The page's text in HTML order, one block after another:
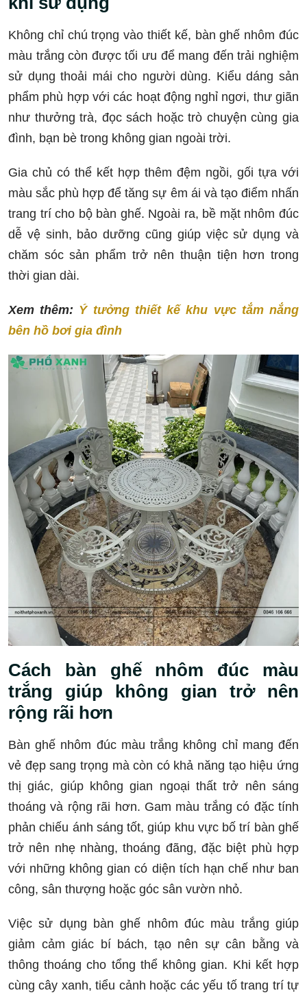
Không chỉ chú trọng vào thiết kế, bàn ghế nhôm đúc
màu trắng còn được tối ưu để mang đến trải nghiệm
sử dụng thoải mái cho người dùng. Kiểu dáng sản
phẩm phù hợp với các hoạt động nghỉ ngơi, thư giãn
như thưởng trà, đọc sách hoặc trò chuyện cùng gia
đình, bạn bè trong không gian ngoài trời.
Gia chủ có thể kết hợp thêm đệm ngồi, gối tựa với
màu sắc phù hợp để tăng sự êm ái và tạo điểm nhấn
trang trí cho bộ bàn ghế. Ngoài ra, bề mặt nhôm đúc
dễ vệ sinh, bảo dưỡng cũng giúp việc sử dụng và
chăm sóc sản phẩm trở nên thuận tiện hơn trong
thời gian dài.
Xem thêm: Ý tưởng thiết kế khu vực tắm nắng
bên hồ bơi gia đình
Cách bàn ghế nhôm đúc màu
trắng giúp không gian trở nên
rộng rãi hơn
Bàn ghế nhôm đúc màu trắng không chỉ mang đến
vẻ đẹp sang trọng mà còn có khả năng tạo hiệu ứng
thị giác, giúp không gian ngoại thất trở nên sáng
thoáng và rộng rãi hơn. Gam màu trắng có đặc tính
phản chiếu ánh sáng tốt, giúp khu vực bố trí bàn ghế
trở nên nhẹ nhàng, thoáng đãng, đặc biệt phù hợp
với những không gian có diện tích hạn chế như ban
công, sân thượng hoặc góc sân vườn nhỏ.
Việc sử dụng bàn ghế nhôm đúc màu trắng giúp
giảm cảm giác bí bách, tạo nên sự cân bằng và
thông thoáng cho tổng thể không gian. Khi kết hợp
cùng cây xanh, tiểu cảnh hoặc các yếu tố trang trí tự